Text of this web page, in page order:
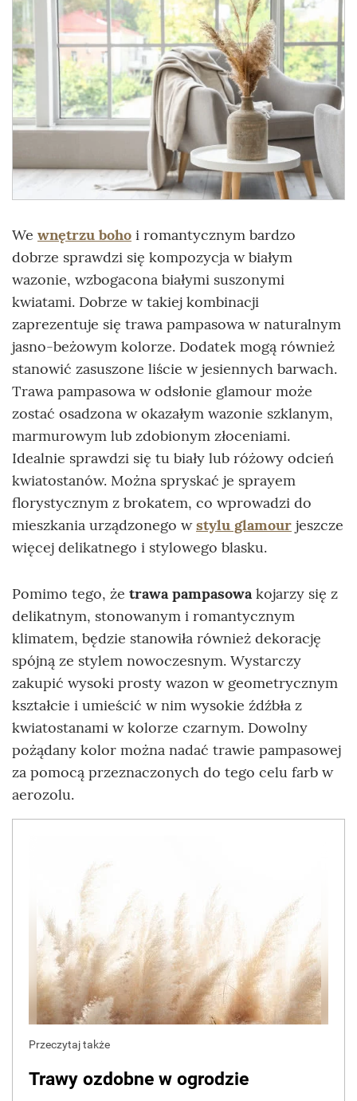
We wnętrzu boho i romantycznym bardzo
dobrze sprawdzi się kompozycja w białym
wazonie, wzbogacona białymi suszonymi
kwiatami. Dobrze w takiej kombinacji
zaprezentuje się trawa pampasowa w naturalnym
jasno-beżowym kolorze. Dodatek mogą również
stanowić zasuszone liście w jesiennych barwach.
Trawa pampasowa w odsłonie glamour może
zostać osadzona w okazałym wazonie szklanym,
marmurowym lub zdobionym złoceniami.
Idealnie sprawdzi się tu biały lub różowy odcień
kwiatostanów. Można spryskać je sprayem
florystycznym z brokatem, co wprowadzi do
mieszkania urządzonego wstylu glamour jeszcze
więcej delikatnego i stylowego blasku.
Pomimo tego, że trawa pampasowakojarzy się z
delikatnym, stonowanym i romantycznym
klimatem, będzie stanowiła również dekorację
spójną ze stylem nowoczesnym. Wystarczy
zakupić wysoki prosty wazon w geometrycznym
kształcie i umieścić w nim wysokie źdźbła z
kwiatostanami w kolorze czarnym. Dowolny
pożądany kolor można nadać trawie pampasowej
za pomocą przeznaczonych do tego celu farb w
aerozolu.